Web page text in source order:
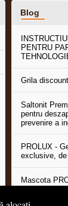
Blog
PENTRU
Grila discount
Saltonit
pentru
prevenire a
PROLUX -
exclusive,
Mascota
...toate